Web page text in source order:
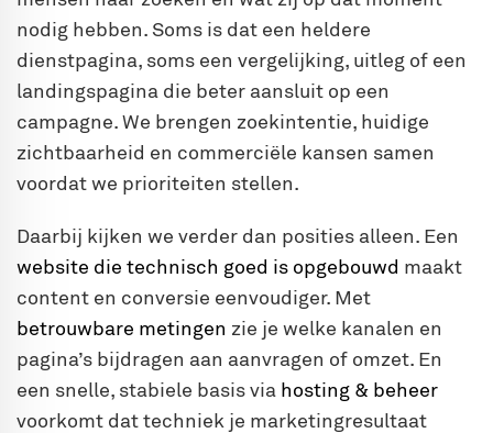
nodig hebben. Soms is dat een heldere
dienstpagina, soms een vergelijking, uitleg of een
landingspagina die beter aansluit op een
campagne. We brengen zoekintentie, huidige
zichtbaarheid en commerciële kansen samen
voordat we prioriteiten stellen.
Daarbij kijken we verder dan posities alleen. Een
website die technisch goed is opgebouwd maakt
content en conversie eenvoudiger. Met
betrouwbare metingen zie je welke kanalen en
pagina’s bijdragen aan aanvragen of omzet. En
een snelle, stabiele basis via hosting & beheer
voorkomt dat techniek je marketingresultaat